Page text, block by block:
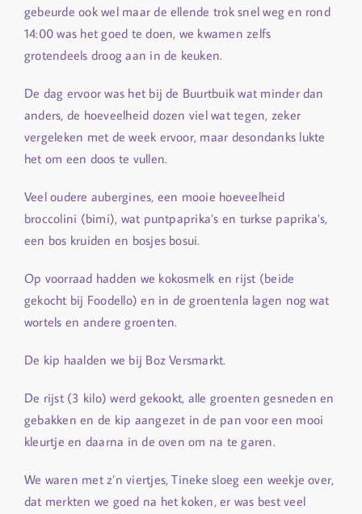
gebeurde ook wel maar de ellende trok snel weg en rond
14:00 was het goed te doen, we kwamen zelfs
grotendeels droog aan in de keuken.
De dag ervoor was het bij de Buurtbuik wat minder dan
anders, de hoeveelheid dozen viel wat tegen, zeker
vergeleken met de week ervoor, maar desondanks lukte
het om een doos te vullen.
Veel oudere aubergines, een mooie hoeveelheid
broccolini (bimi), wat puntpaprika’s en turkse paprika’s,
een bos kruiden en bosjes bosui.
Op voorraad hadden we kokosmelk en rijst (beide
gekocht bij Foodello) en in de groentenla lagen nog wat
wortels en andere groenten.
De kip haalden we bij Boz Versmarkt.
De rijst (3 kilo) werd gekookt, alle groenten gesneden en
gebakken en de kip aangezet in de pan voor een mooi
kleurtje en daarna in de oven om na te garen.
We waren met z’n viertjes, Tineke sloeg een weekje over,
dat merkten we goed na het koken, er was best veel